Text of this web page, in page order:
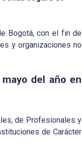
Bogotá, con el fin de
y organizaciones no
del año en
de Profesionales y
de Carácter